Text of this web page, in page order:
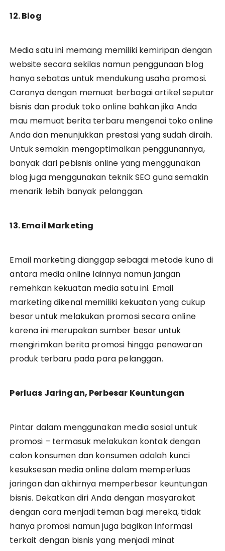
12. Blog
Media satu ini memang memiliki kemiripan dengan
website secara sekilas namun penggunaan blog
hanya sebatas untuk mendukung usaha promosi.
Caranya dengan memuat berbagai artikel seputar
bisnis dan produk toko online bahkan jika Anda
mau memuat berita terbaru mengenai toko online
Anda dan menunjukkan prestasi yang sudah diraih.
Untuk semakin mengoptimalkan penggunannya,
banyak dari pebisnis online yang menggunakan
blog juga menggunakan teknik SEO guna semakin
menarik lebih banyak pelanggan.
13. Email Marketing
Email marketing dianggap sebagai metode kuno di
antara media online lainnya namun jangan
remehkan kekuatan media satu ini. Email
marketing dikenal memiliki kekuatan yang cukup
besar untuk melakukan promosi secara online
karena ini merupakan sumber besar untuk
mengirimkan berita promosi hingga penawaran
produk terbaru pada para pelanggan.
Perluas Jaringan, Perbesar Keuntungan
Pintar dalam menggunakan media sosial untuk
promosi – termasuk melakukan kontak dengan
calon konsumen dan konsumen adalah kunci
kesuksesan media online dalam memperluas
jaringan dan akhirnya memperbesar keuntungan
bisnis. Dekatkan diri Anda dengan masyarakat
dengan cara menjadi teman bagi mereka, tidak
hanya promosi namun juga bagikan informasi
terkait dengan bisnis yang menjadi minat